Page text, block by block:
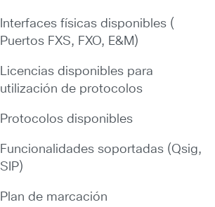
Interfaces físicas disponibles (
Puertos FXS, FXO, E&M)
Licencias disponibles para
utilización de protocolos
Protocolos disponibles
Funcionalidades soportadas (Qsig,
SIP)
Plan de marcación